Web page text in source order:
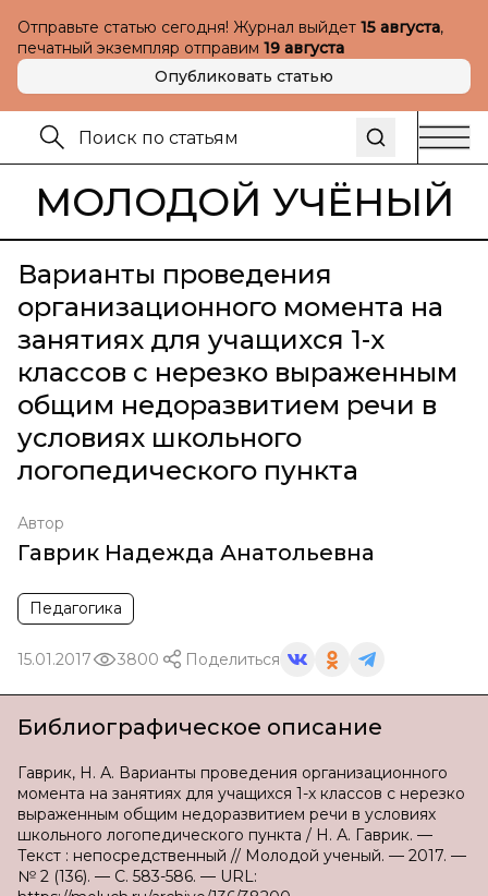
Отправьте статью сегодня! Журнал выйдет 15 августа,
печатный экземпляр отправим 19 августа
Опубликовать статью
МОЛОДОЙ УЧЁНЫЙ
Варианты проведения
организационного момента на
занятиях для учащихся 1-х
классов с нерезко выраженным
общим недоразвитием речи в
условиях школьного
логопедического пункта
Автор
Гаврик Надежда Анатольевна
Педагогика
15.01.2017 3800 Поделиться
Библиографическое описание
Гаврик, Н. А. Варианты проведения организационного
момента на занятиях для учащихся 1-х классов с нерезко
выраженным общим недоразвитием речи в условиях
школьного логопедического пункта / Н. А. Гаврик. —
Текст : непосредственный // Молодой ученый. — 2017. —
№ 2 (136). — С. 583-586. — URL: